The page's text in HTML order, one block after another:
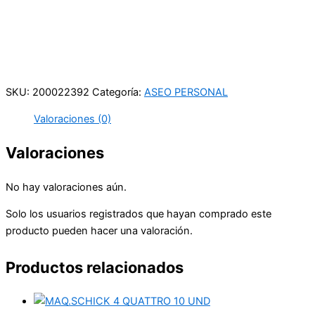
SKU: 200022392 Categoría: ASEO PERSONAL
Valoraciones (0)
Valoraciones
No hay valoraciones aún.
Solo los usuarios registrados que hayan comprado este
producto pueden hacer una valoración.
Productos relacionados